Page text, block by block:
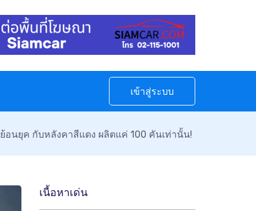
เข้าสู่ระบบ
ย้อนยุค กับหลังคาสีแดง ผลิตแค่ 100 คันเท่านั้น!
เนื้อหาเด่น